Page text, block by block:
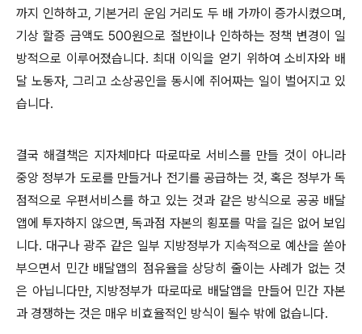
까지 인하하고, 기본거리 운임 거리도 두 배 가까이 증가시켰으며 ,
기상 할증 금액도500원으로 절반이나 인하하는 정책 변경이 일
방적으로 이루어졌습니다. 최대 이익을 얻기 위하여 소비자와 배
달 노동자, 그리고 소상공인을 동시에 쥐어짜는 일이 벌어지고 있
습니다.
결국 해결책은 지자체마다 따로따로 서비스를 만들 것이 아니라
중앙 정부가 도로를 만들거나 전기를 공급하는 것,혹은 정부가 독
점적으로 우편서비스를 하고 있는 것과 같은 방식으로 공공 배달
앱에 투자하지 않으면,독과점 자본의 횡포를 막을 길은 없어 보입
니다. 대구나 광주 같은 일부 지방정부가 지속적으로 예산을 쏟아
부으면서 민간 배달앱의 점유율을 상당히 줄이는 사례가 없는 것
은 아닙니다만,지방정부가 따로따로 배달앱을 만들어 민간 자본
과 경쟁하는 것은 매우 비효율적인 방식이 될수 밖에 없습니다.